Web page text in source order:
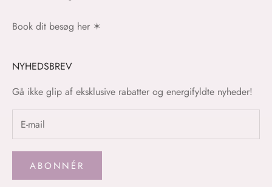
Book dit besøg her ✶
NYHEDSBREV
Gå ikke glip af eksklusive rabatter og energifyldte nyheder!
ABONNÉR